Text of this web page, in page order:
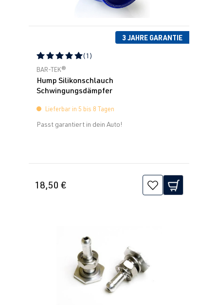
3 JAHRE GARANTIE
Durchschnittliche Bewertung von 5 von 5 Sternen
(1)
BAR-TEK®
Hump Silikonschlauch
Schwingungsdämpfer
Lieferbar in 5 bis 8 Tagen
Passt garantiert in dein Auto!
18,50 €